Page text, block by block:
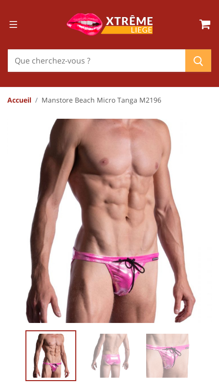
Accueil Manstore Beach Micro Tanga M2196